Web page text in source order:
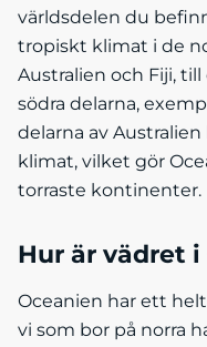
världsdelen du
tropiskt klimat i de
Australien och Fiji,
södra delarna,
delarna av
klimat, vilket gör
torraste kontinenter.
Hur är vädret i
Oceanien har ett
vi som bor på norra